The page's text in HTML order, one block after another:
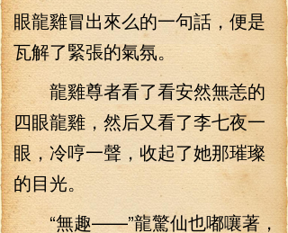
眼龍雞冒出來么的一句話，便是
瓦解了緊張的氣氛。
龍雞尊者看了看安然無恙的
四眼龍雞，然后又看了李七夜一
眼，冷哼一聲，收起了她那璀璨
的目光。
“無趣——”龍驚仙也嘟嚷著，